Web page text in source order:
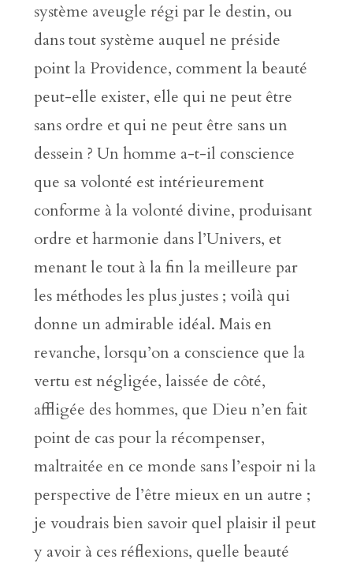
système aveugle régi par le destin, ou
dans tout système auquel ne préside
point la Providence, comment la beauté
peut-elle exister, elle qui ne peut être
sans ordre et qui ne peut être sans un
dessein ? Un homme a-t-il conscience
que sa volonté est intérieurement
conforme à la volonté divine, produisant
ordre et harmonie dans l’Univers, et
menant le tout à la fin la meilleure par
les méthodes les plus justes ; voilà qui
donne un admirable idéal. Mais en
revanche, lorsqu’on a conscience que la
vertu est négligée, laissée de côté,
affligée des hommes, que Dieu n’en fait
point de cas pour la récompenser,
maltraitée en ce monde sans l’espoir ni la
perspective de l’être mieux en un autre ;
je voudrais bien savoir quel plaisir il peut
y avoir à ces réflexions, quelle beauté